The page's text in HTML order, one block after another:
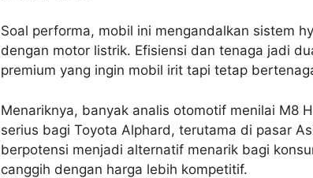
Soal performa, mobil ini mengandalkan sistem
dengan motor listrik. Efisiensi dan tenaga jadi
premium yang ingin mobil irit tapi tetap
Menariknya, banyak analis otomotif menilai M8
serius bagi Toyota Alphard, terutama di pasar
berpotensi menjadi alternatif menarik bagi
canggih dengan harga lebih kompetitif.